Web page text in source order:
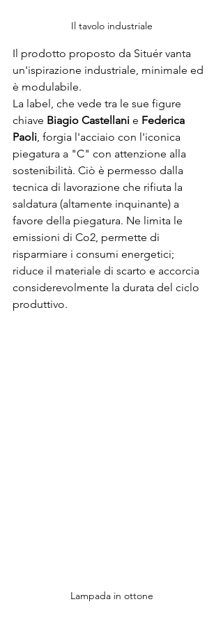
Il tavolo industriale
Il prodotto proposto da Situér vanta
un'ispirazione industriale, minimale ed
è modulabile.
La label, che vede tra le sue figure
chiave Biagio Castellani e Federica
Paoli , forgia l'acciaio con l'iconica
piegatura a "C" con attenzione alla
sostenibilità. Ciò è permesso dalla
tecnica di lavorazione che rifiuta la
saldatura (altamente inquinante) a
favore della piegatura. Ne limita le
emissioni di Co2, permette di
risparmiare i consumi energetici;
riduce il materiale di scarto e accorcia
considerevolmente la durata del ciclo
produttivo.
Lampada in ottone